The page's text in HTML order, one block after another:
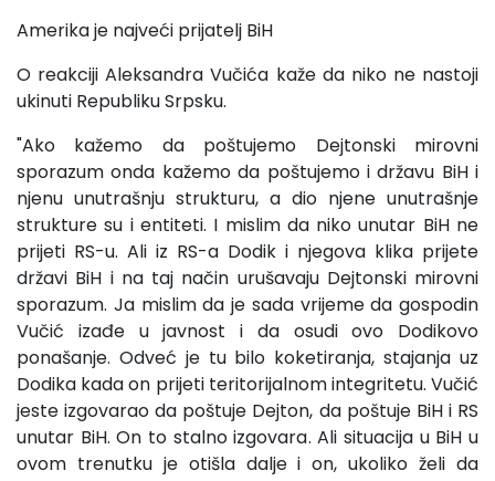
Amerika je najveći prijatelj BiH
O reakciji Aleksandra Vučića kaže da niko ne nastoji
ukinuti Republiku Srpsku.
"Ako kažemo da poštujemo Dejtonski mirovni
sporazum onda kažemo da poštujemo i državu BiH i
njenu unutrašnju strukturu, a dio njene unutrašnje
strukture su i entiteti. I mislim da niko unutar BiH ne
prijeti RS-u. Ali iz RS-a Dodik i njegova klika prijete
državi BiH i na taj način urušavaju Dejtonski mirovni
sporazum. Ja mislim da je sada vrijeme da gospodin
Vučić izađe u javnost i da osudi ovo Dodikovo
ponašanje. Odveć je tu bilo koketiranja, stajanja uz
Dodika kada on prijeti teritorijalnom integritetu. Vučić
jeste izgovarao da poštuje Dejton, da poštuje BiH i RS
unutar BiH. On to stalno izgovara. Ali situacija u BiH u
ovom trenutku je otišla dalje i on, ukoliko želi da